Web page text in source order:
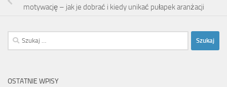
motywację – jak je dobrać i kiedy unikać pułapek aranżacji
Szukaj:
OSTATNIE WPISY